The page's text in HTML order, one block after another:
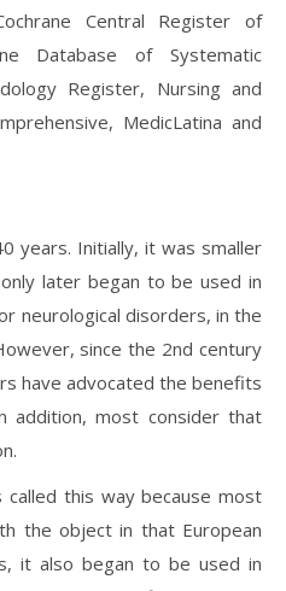
Central Register of
Database of Systematic
Register, Nursing and
MedicLatina and
years. Initially, it was smaller
later began to be used in
neurological disorders, in the
since the 2nd century
have advocated the benefits
addition, most consider that
this way because most
the object in that European
it also began to be used in